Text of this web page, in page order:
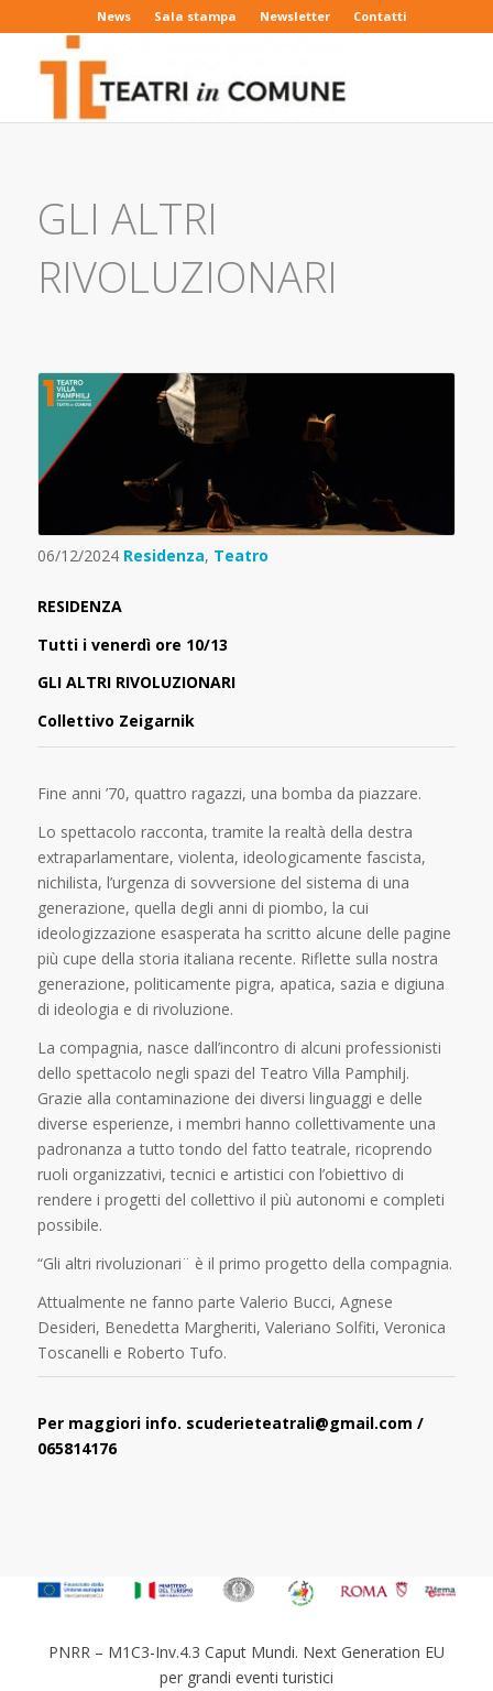
News Sala stampa Newsletter Contatti
GLI ALTRI
RIVOLUZIONARI
06/12/2024 Residenza, Teatro
RESIDENZA
Tutti i venerdì ore 10/13
GLI ALTRI RIVOLUZIONARI
Collettivo Zeigarnik
Fine anni ’70, quattro ragazzi, una bomba da piazzare.
Lo spettacolo racconta, tramite la realtà della destra
extraparlamentare, violenta, ideologicamente fascista,
nichilista, l’urgenza di sovversione del sistema di una
generazione, quella degli anni di piombo, la cui
ideologizzazione esasperata ha scritto alcune delle pagine
più cupe della storia italiana recente. Riflette sulla nostra
generazione, politicamente pigra, apatica, sazia e digiuna
di ideologia e di rivoluzione.
La compagnia, nasce dall’incontro di alcuni professionisti
dello spettacolo negli spazi del Teatro Villa Pamphilj.
Grazie alla contaminazione dei diversi linguaggi e delle
diverse esperienze, i membri hanno collettivamente una
padronanza a tutto tondo del fatto teatrale, ricoprendo
ruoli organizzativi, tecnici e artistici con l’obiettivo di
rendere i progetti del collettivo il più autonomi e completi
possibile.
“Gli altri rivoluzionari¨ è il primo progetto della compagnia.
Attualmente ne fanno parte Valerio Bucci, Agnese
Desideri, Benedetta Margheriti, Valeriano Solfiti, Veronica
Toscanelli e Roberto Tufo.
Per maggiori info. scuderieteatrali@gmail.com /
065814176
PNRR – M1C3-Inv.4.3 Caput Mundi. Next Generation EU
per grandi eventi turistici